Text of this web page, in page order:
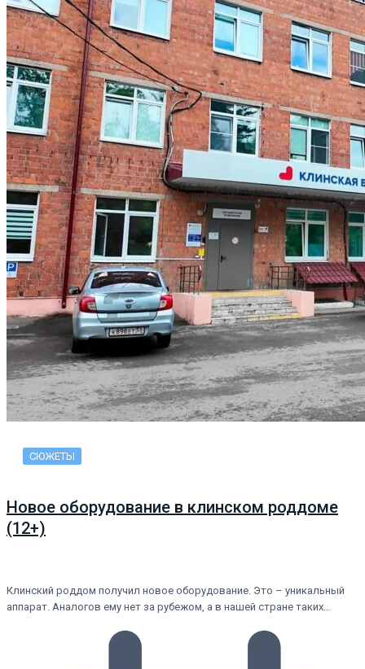
СЮЖЕТЫ
Новое оборудование в клинском роддоме
(12+)
Клинский роддом получил новое оборудование. Это – уникальный
аппарат. Аналогов ему нет за рубежом, а в нашей стране таких…